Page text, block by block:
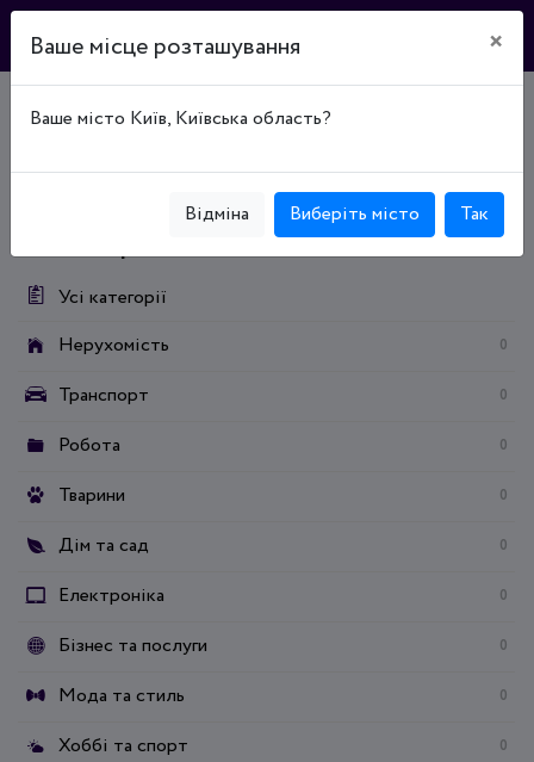
Дошка оголошень
Землі рекреаційного призначення
Усі категорії
Нерухомість
0
Транспорт 0
Робота 0
Тварини 0
Дім та сад 0
Електроніка 0
Бізнес та послуги 0
Мода та стиль 0
Хоббі та спорт 0
Ваше місце розташування ×
Ваше місто Київ, Київська область?
Відміна Виберіть місто Так